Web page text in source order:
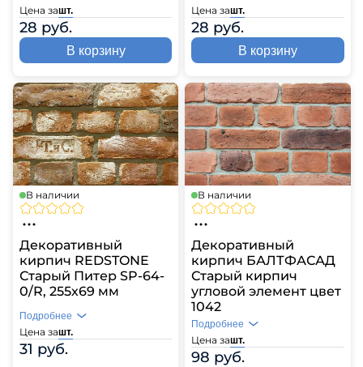
Цена зашт.
28 руб.
В корзину
Цена зашт.
28 руб.
В корзину
В наличии
Декоративный
кирпич REDSTONE
Старый Питер SP-64-
0/R, 255х69 мм
Цена зашт.
31 руб.
Подробнее
В наличии
Декоративный
кирпич БАЛТФАСАД
Старый кирпич
угловой элемент цвет
1042
Цена зашт.
98 руб.
Подробнее